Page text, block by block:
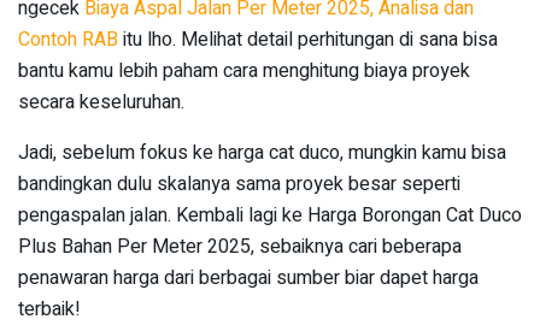
ngecek Biaya Aspal Jalan Per Meter 2025, Analisa dan
Contoh RABitu lho. Melihat detail perhitungan di sana bisa
bantu kamu lebih paham cara menghitung biaya proyek
secara keseluruhan.
Jadi, sebelum fokus ke harga cat duco, mungkin kamu bisa
bandingkan dulu skalanya sama proyek besar seperti
pengaspalan jalan. Kembali lagi ke Harga Borongan Cat Duco
Plus Bahan Per Meter 2025, sebaiknya cari beberapa
penawaran harga dari berbagai sumber biar dapet harga
terbaik!